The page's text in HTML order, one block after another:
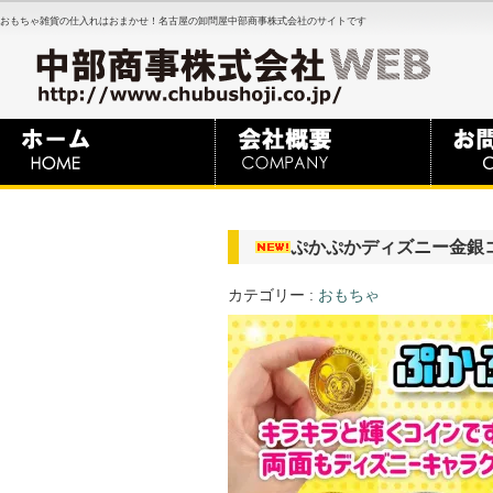
おもちゃ雑貨の仕入れはおまかせ！名古屋の卸問屋中部商事株式会社のサイトです
ぷかぷかディズニー金銀
カテゴリー : おもちゃ